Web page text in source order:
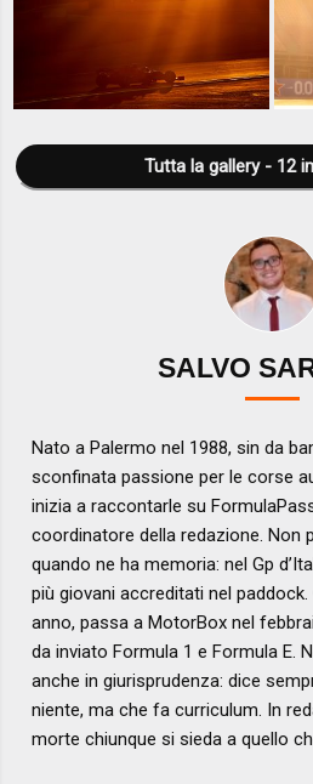
SALVO
Nato a Palermo nel 1988, sin da
sconfinata passione per le corse
inizia a raccontarle su
coordinatore della redazione. Non
quando ne ha memoria: nel Gp
più giovani accreditati nel
anno, passa a MotorBox nel
da inviato Formula 1 e Formula E.
anche in giurisprudenza: dice
niente, ma che fa curriculum. In
morte chiunque si sieda a quello